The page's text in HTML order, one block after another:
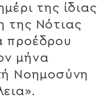
της ίδιας
της Νότιας
προέδρου
μήνα
Νοημοσύνη